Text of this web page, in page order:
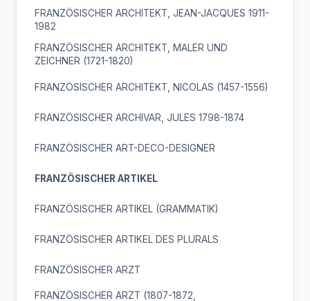
FRANZÖSISCHER ARCHITEKT, JEAN-JACQUES 1911-
1982
FRANZÖSISCHER ARCHITEKT, MALER UND
ZEICHNER (1721-1820)
FRANZÖSISCHER ARCHITEKT, NICOLAS (1457-1556)
FRANZÖSISCHER ARCHIVAR, JULES 1798-1874
FRANZÖSISCHER ART-DECO-DESIGNER
FRANZÖSISCHER ARTIKEL
FRANZÖSISCHER ARTIKEL (GRAMMATIK)
FRANZÖSISCHER ARTIKEL DES PLURALS
FRANZÖSISCHER ARZT
FRANZÖSISCHER ARZT (1807-1872,